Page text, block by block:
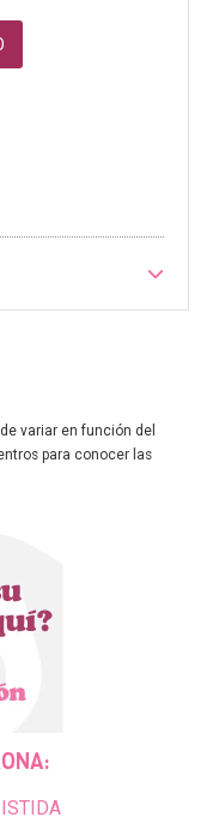
variar en función del
para conocer las